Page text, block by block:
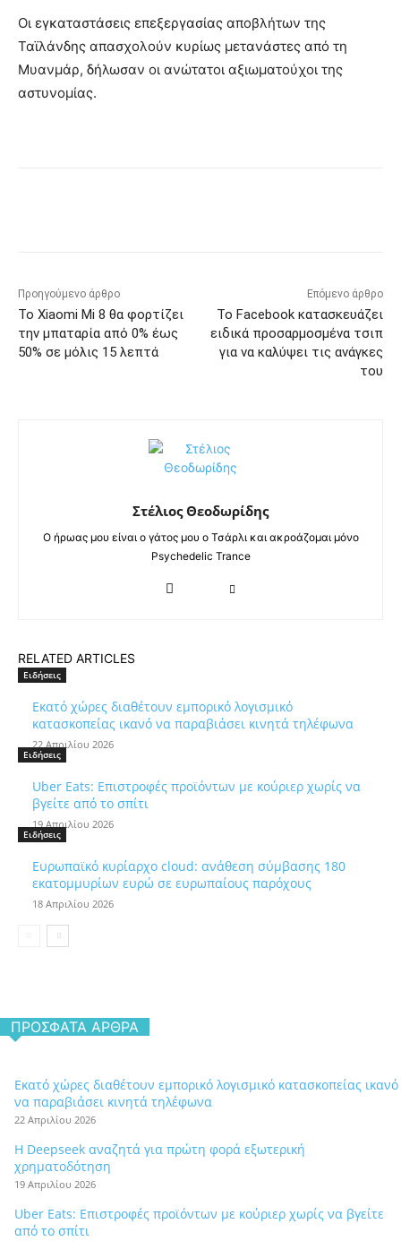
Οι εγκαταστάσεις επεξεργασίας αποβλήτων της
Ταϊλάνδης απασχολούν κυρίως μετανάστες από τη
Μυανμάρ, δήλωσαν οι ανώτατοι αξιωματούχοι της
αστυνομίας.
Προηγούμενο άρθρο
Το Xiaomi Mi 8 θα φορτίζει
την μπαταρία από 0% έως
50% σε μόλις 15 λεπτά
Επόμενο άρθρο
Το Facebook κατασκευάζει
ειδικά προσαρμοσμένα τσιπ
για να καλύψει τις ανάγκες
του
Στέλιος Θεοδωρίδης
Ο ήρωας μου είναι ο γάτος μου ο Τσάρλι και ακροάζομαι μόνο
Psychedelic Trance
RELATED ARTICLES
Ειδήσεις
Εκατό χώρες διαθέτουν εμπορικό λογισμικό
κατασκοπείας ικανό να παραβιάσει κινητά τηλέφωνα
22 Απριλίου 2026
Ειδήσεις
Uber Eats: Επιστροφές προϊόντων με κούριερ χωρίς να
βγείτε από το σπίτι
19 Απριλίου 2026
Ειδήσεις
Ευρωπαϊκό κυρίαρχο cloud: ανάθεση σύμβασης 180
εκατομμυρίων ευρώ σε ευρωπαίους παρόχους
18 Απριλίου 2026
ΠΡΌΣΦΑΤΑ ΆΡΘΡΑ
Εκατό χώρες διαθέτουν εμπορικό λογισμικό κατασκοπείας ικανό
να παραβιάσει κινητά τηλέφωνα
22 Απριλίου 2026
Η Deepseek αναζητά για πρώτη φορά εξωτερική
χρηματοδότηση
19 Απριλίου 2026
Uber Eats: Επιστροφές προϊόντων με κούριερ χωρίς να βγείτε
από το σπίτι